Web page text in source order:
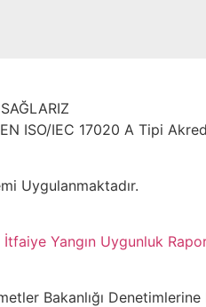
ISO/IEC 17020 A Tipi
Uygulanmaktadır.
Yangın Uygunluk
Bakanlığı Denetimlerine